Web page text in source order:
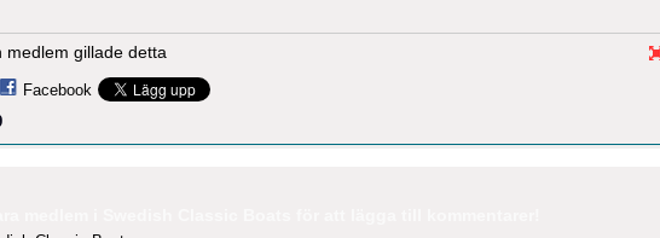
medlem gillade detta
Facebook